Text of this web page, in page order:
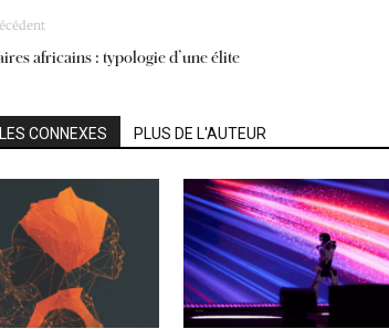
africains : typologie d’une élite
CONNEXES PLUS DE L'AUTEUR